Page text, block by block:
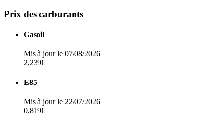
Prix des carburants
Gasoil
Mis à jour le 07/08/2026
2,239€
E85
Mis à jour le 22/07/2026
0,819€